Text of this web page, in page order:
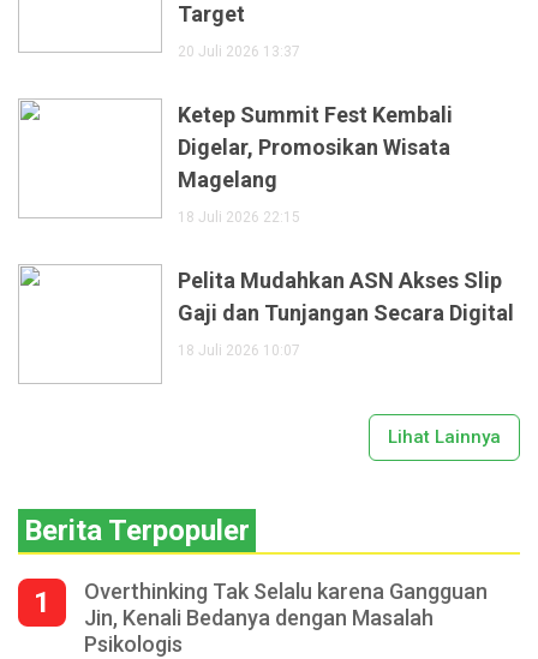
Target
20 Juli 2026 13:37
Ketep Summit Fest Kembali
Digelar, Promosikan Wisata
Magelang
18 Juli 2026 22:15
Pelita Mudahkan ASN Akses Slip
Gaji dan Tunjangan Secara Digital
18 Juli 2026 10:07
Lihat Lainnya
Berita Terpopuler
1
Overthinking Tak Selalu karena Gangguan
Jin, Kenali Bedanya dengan Masalah
Psikologis